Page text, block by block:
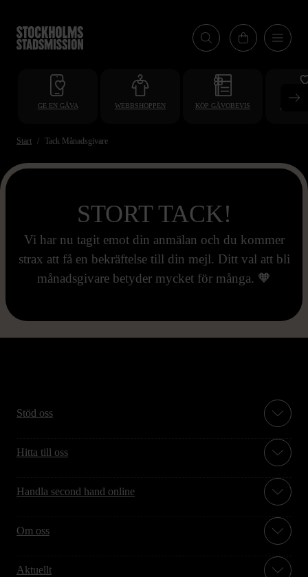
till
huvudinnehåll
GE EN GÅVA WEBBSHOPPEN KÖP GÅVOBEVIS
Start Tack Månadsgivare
STORT TACK!
Vi har nu tagit emot din anmälan och du kommer
strax att få en bekräftelse till din mejl. Ditt val att bli
månadsgivare betyder mycket för många. 🧡
Stöd oss
Hitta till oss
Handla second hand online
Om oss
Aktuellt